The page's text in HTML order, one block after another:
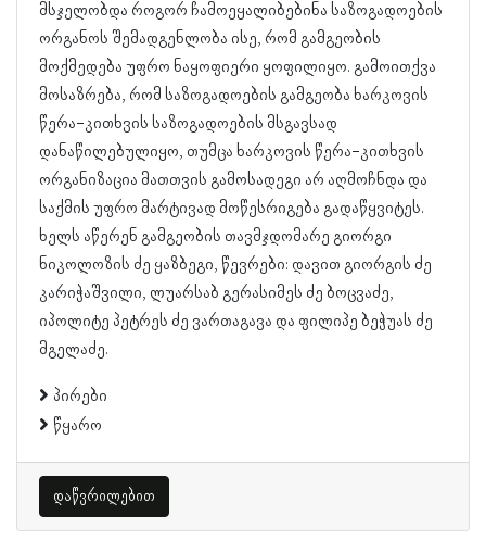
მსჯელობდა როგორ ჩამოეყალიბებინა საზოგადოების
ორგანოს შემადგენლობა ისე, რომ გამგეობის
მოქმედება უფრო ნაყოფიერი ყოფილიყო. გამოითქვა
მოსაზრება, რომ საზოგადოების გამგეობა ხარკოვის
წერა-კითხვის საზოგადოების მსგავსად
დანაწილებულიყო, თუმცა ხარკოვის წერა-კითხვის
ორგანიზაცია მათთვის გამოსადეგი არ აღმოჩნდა და
საქმის უფრო მარტივად მოწესრიგება გადაწყვიტეს.
ხელს აწერენ გამგეობის თავმჯდომარე გიორგი
ნიკოლოზის ძე ყაზბეგი, წევრები: დავით გიორგის ძე
კარიჭაშვილი, ლუარსაბ გერასიმეს ძე ბოცვაძე,
იპოლიტე პეტრეს ძე ვართაგავა და ფილიპე ბეჭუას ძე
მგელაძე.
პირები
წყარო
დაწვრილებით